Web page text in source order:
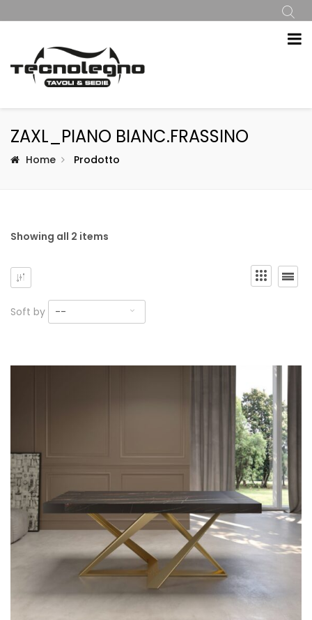
ZAXL_PIANO BIANC.FRASSINO
Home Prodotto
Showing all 2 items
Soft by --